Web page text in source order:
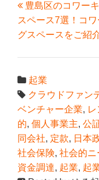
豊島区のコワー
スペース7選！コ
グスペースをご紹
起業
クラウドファン
ベンチャー企業,
的, 個人事業主, 公
同会社, 定款, 日本
社会保険, 社会的ニ
資金調達, 起業, 起